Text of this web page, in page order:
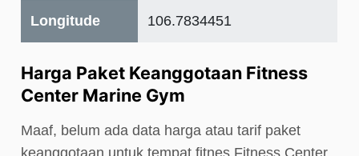
Longitude 106.7834451
Harga Paket Keanggotaan Fitness
Center Marine Gym
Maaf, belum ada data harga atau tarif paket